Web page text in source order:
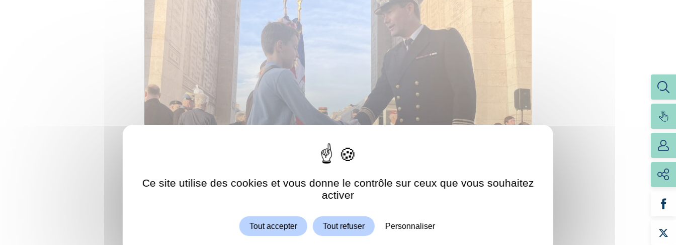
Ce site utilise des cookies et vous donne le contrôle sur ceux que vous souhaitez
activer
Tout accepter Tout refuser Personnaliser